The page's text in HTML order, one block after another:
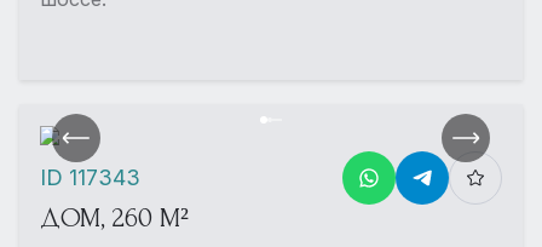
ДОМ, 260 М²
ID 117343